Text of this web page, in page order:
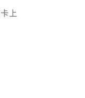
上